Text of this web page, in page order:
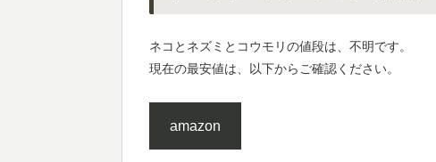
ネコとネズミとコウモリの値段は、不明です。
現在の最安値は、以下からご確認ください。
amazon